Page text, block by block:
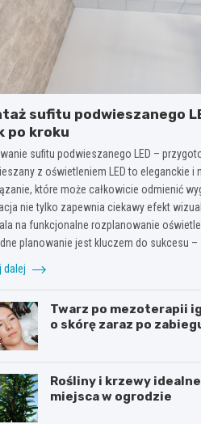
sufitu podwieszanego
po kroku
sufitu podwieszanego LED –
z oświetleniem LED to eleganckie i
które może całkowicie odmienić
nie tylko zapewnia ciekawy efekt
na funkcjonalne rozplanowanie
planowanie jest kluczem do sukcesu –
dalej
Twarz po mezoterapii
o skórę zaraz po
Rośliny i krzewy
miejsca w ogrodzie